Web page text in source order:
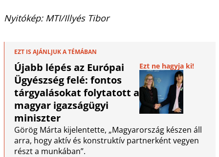
Nyitókép: MTI/Illyés Tibor
EZT IS AJÁNLJUK A TÉMÁBAN
Újabb lépés az Európai
Ügyészség felé: fontos
tárgyalásokat folytatott a
magyar igazságügyi
miniszter
Ezt ne hagyja ki!
Görög Márta kijelentette, „Magyarország készen áll
arra, hogy aktív és konstruktív partnerként vegyen
részt a munkában”.